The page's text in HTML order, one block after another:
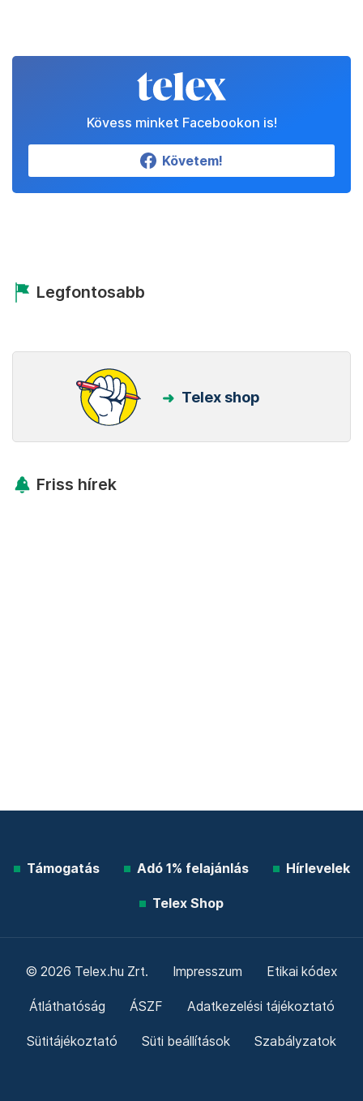
Kövess minket Facebookon is!
Követem!
Legfontosabb
Telex shop
Friss hírek
Támogatás Adó 1% felajánlás Hírlevelek
Telex Shop
© 2026 Telex.hu Zrt. Impresszum Etikai kódex
Átláthatóság ÁSZF Adatkezelési tájékoztató
Sütitájékoztató Süti beállítások Szabályzatok